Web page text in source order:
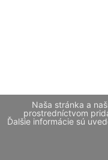
Naša stránka a
prostredníctvom
Ďalšie informácie sú